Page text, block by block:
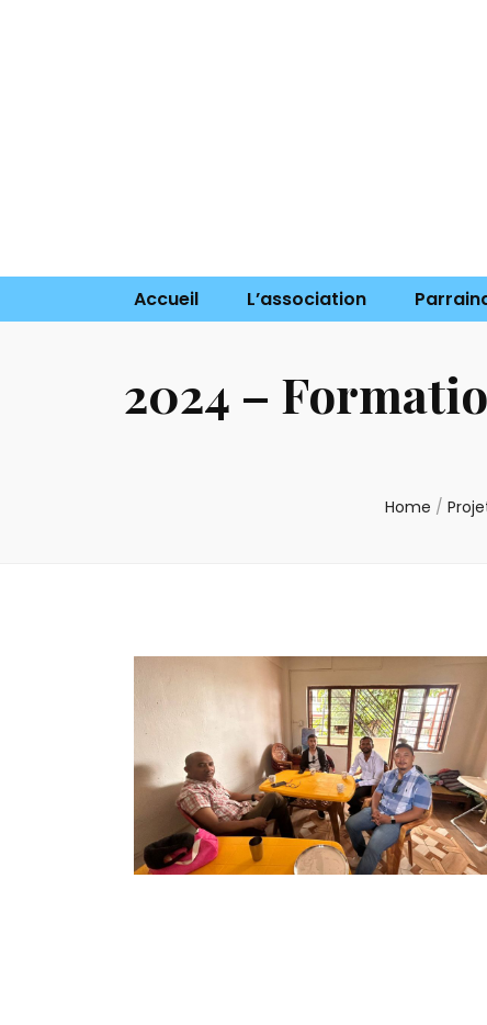
Accueil L’association
2024 –
Home /